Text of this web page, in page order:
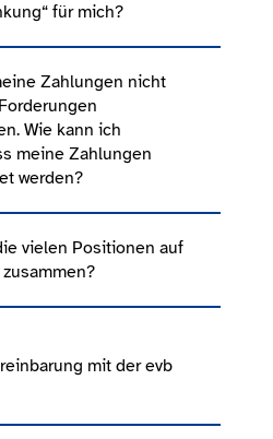
für mich?
Zahlungen nicht
Wie kann ich
meine Zahlungen
werden?
vielen Positionen auf
mit der evb